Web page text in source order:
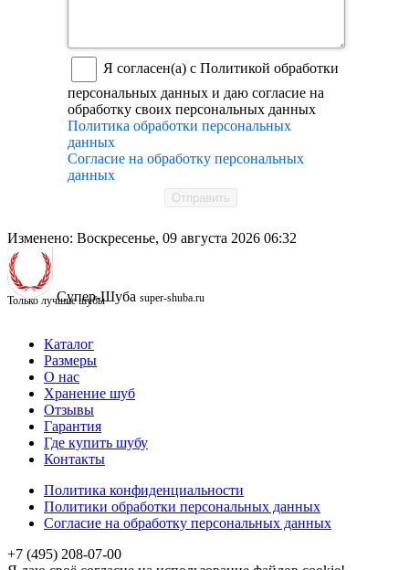
Я согласен(а) с Политикой обработки
персональных данных и даю согласие на
обработку своих персональных данных
Политика обработки персональных
данных
Согласие на обработку персональных
данных
Отправить
Изменено: Воскресенье, 09 августа 2026 06:32
Супер-Шуба super-shuba.ru
Только лучшие шубы
Каталог
Размеры
О нас
Хранение шуб
Отзывы
Гарантия
Где купить шубу
Контакты
Политика конфиденциальности
Политики обработки персональных данных
Согласие на обработку персональных данных
+7 (495) 208-07-00